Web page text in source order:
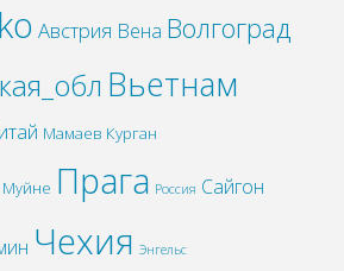
Австрия Вена Волгоград
Вьетнам
Мамаев Курган
Муйне Прага Россия Сайгон
Чехия Энгельс